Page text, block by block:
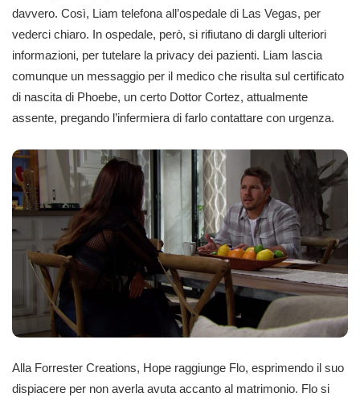
davvero. Così, Liam telefona all’ospedale di Las Vegas, per
vederci chiaro. In ospedale, però, si rifiutano di dargli ulteriori
informazioni, per tutelare la privacy dei pazienti. Liam lascia
comunque un messaggio per il medico che risulta sul certificato
di nascita di Phoebe, un certo Dottor Cortez, attualmente
assente, pregando l’infermiera di farlo contattare con urgenza.
Alla Forrester Creations, Hope raggiunge Flo, esprimendo il suo
dispiacere per non averla avuta accanto al matrimonio. Flo si